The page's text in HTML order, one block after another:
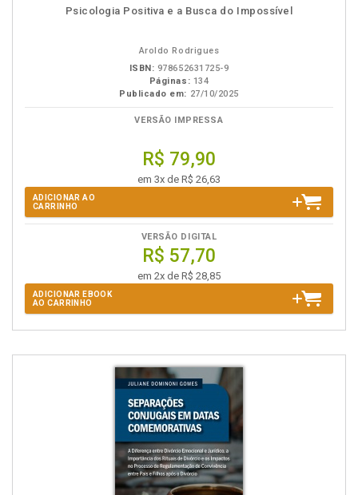
disponívelDisponível
páginas
Psicologia Positiva e a Busca do Impossível
Aroldo Rodrigues
ISBN: 978652631725-9
Páginas: 134
Publicado em: 27/10/2025
VERSÃO IMPRESSA
R$ 79,90
em 3x de R$ 26,63
ADICIONAR AO
CARRINHO
VERSÃO DIGITAL
R$ 57,70
em 2x de R$ 28,85
ADICIONAR EBOOK
AO CARRINHO